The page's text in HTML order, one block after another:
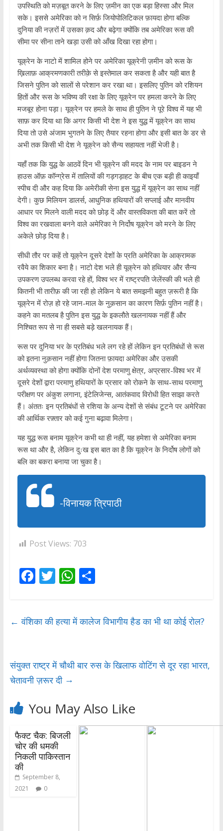
उपस्थिति को मज़बूत करने के लिए ज़मीन का एक बड़ा हिस्सा और मिल
सके। इससे अमेरिका को न सिर्फ़ जियोपोलिटिकल फ़ायदा होगा बल्कि
दुनिया की नज़रों में उसका क़द और बढ़ेगा क्योंकि तब अमेरिका रूस की
सीमा पर सीना ताने खड़ा उसी को आँख दिखा रहा होगा।
यूक्रेन के नाटो में शामिल होने पर अमेरिका यूक्रेनी ज़मीन को रूस के
ख़िलाफ़ आक्रमणकारी तरीक़े से इस्तेमाल कर सकता है और यही बात है
जिसने पुतिन को सालों से परेशान कर रखा था। इसलिए पुतिन को रशियन
हितों और रूस के भविष्य की रक्षा के लिए यूक्रेन पर हमला करने के लिए
मजबूर होना पड़ा। यूक्रेन पर हमले के साथ ही पुतिन ने पूरे विश्व में यह भी
साफ़ कर दिया था कि अगर किसी भी देश ने इस युद्ध में यूक्रेन का साथ
दिया तो उसे अंजाम भुगतने के लिए तैयार रहना होगा और इसी बात के डर से
अभी तक किसी भी देश ने यूक्रेन को सैन्य सहायता नहीं भेजी है।
यहाँ तक कि युद्ध के आठवें दिन भी यूक्रेन की मदद के नाम पर बाइडन ने
हाउस ऑफ़ कॉन्ग्रेस में तालियों की गड़गड़ाहट के बीच एक बड़ी ही काइयाँ
स्पीच दी और कह दिया कि अमेरीकी सेना इस युद्ध में यूक्रेन का साथ नहीं
देगी। कुछ मिलियन डालर्स, आधुनिक हथियारों की सप्लाई और मानवीय
आधार पर मिलने वाली मदद को छोड़ दें और वास्तविकता की बात करें तो
विश्व का रखवाला बनने वाले अमेरिका ने निर्दोष यूक्रेन को मरने के लिए
अकेले छोड़ दिया है।
सीधी तौर पर कहें तो यूक्रेन दूसरे देशों के प्रति अमेरिका के आक्रामक
रवैये का शिकार बना है। नाटो देश भले ही यूक्रेन को हथियार और सैन्य
उपकरण उपलब्ध करवा रहे हों, विश्व भर में राष्ट्रपति जेलेंस्की की भले ही
कितनी भी तारीफ़ की जा रही हो लेकिन ये बात समझनी बहुत ज़रूरी है कि
यूक्रेन में रोज़ हो रहे जान-माल के नुक़सान का कारण सिर्फ़ पुतिन नहीं है।
कहने का मतलब है पुतिन इस युद्ध के इकलौते खलनायक नहीं हैं और
निश्चित रूप से ना ही सबसे बड़े खलनायक हैं।
रूस पर दुनिया भर के प्रतिबंध भले लग रहे हों लेकिन इन प्रतिबंधों से रूस
को इतना नुक़सान नहीं होगा जितना फ़ायदा अमेरिका और उसकी
अर्थव्यवस्था को होगा क्योंकि दोनों देश परमाणु क्षेत्र, अप्रसार-विश्व भर में
दूसरे देशों द्वारा परमाणु हथियारों के प्रसार को रोकने के साथ-साथ परमाणु
परीक्षण पर अंकुश लगाना, इंटेलिजेन्स, आतंकवाद विरोधी हित साझा करते
हैं। अंततः इन प्रतिबंधों से रशिया के अन्य देशों से संबंध टूटने पर अमेरिका
की आर्थिक रफ़्तार को कई गुना बढ़ावा मिलेगा।
यह युद्ध रूस बनाम यूक्रेन कभी था ही नहीं, यह हमेशा से अमेरिका बनाम
रूस था और है, लेकिन दुःख इस बात का है कि यूक्रेन के निर्दोष लोगों को
बलि का बकरा बनाया जा चुका है।
-विनायक त्रिपाठी
Post Views: 703
F
b
k
T
er
W
s
p
S
e
← वंशिका की हत्या में कालेज विभागीय हैड का भी था कोई रोल?
संयुक्त राष्ट्र में चौथी बार रुस के खिलाफ वोटिंग से दूर रहा भारत,
चेतावनी ज़रूर दी →
You May Also Like
फैक्ट चैक: बिजली
चोर की धमकी
निकली पाकिस्तान
की
September 8,
2021
0